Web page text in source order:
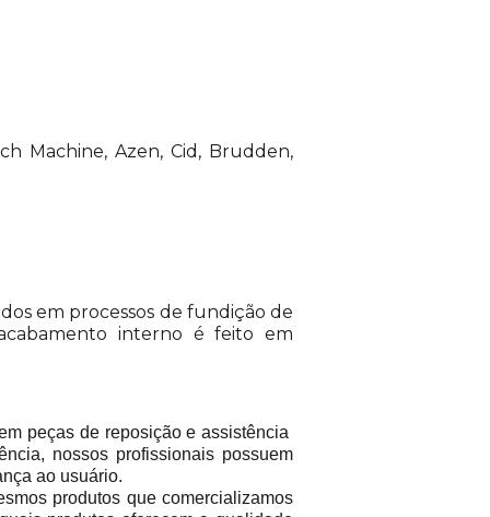
Machine, Azen, Cid, Brudden,
em processos de fundição de
interno é feito em
peças de reposição e assistência
nossos profissionais possuem
ao usuário.
produtos que comercializamos